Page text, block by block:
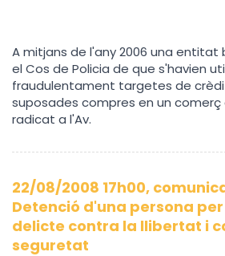
A mitjans de l'any 2006 una entitat
el Cos de Policia de que s'havien
fraudulentament targetes de
suposades compres en un
radicat a l'Av.
22/08/2008 17h00,
Detenció d'una persona
delicte contra la llibertat i
seguretat